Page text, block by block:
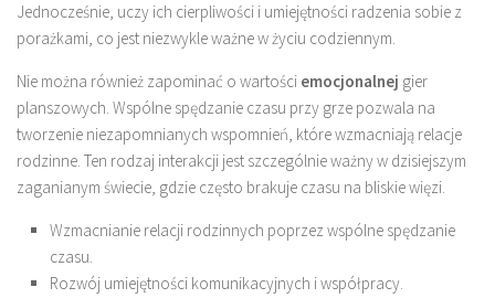
Jednocześnie, uczy ich cierpliwości i umiejętności radzenia sobie z
porażkami, co jest niezwykle ważne w życiu codziennym.
Nie można również zapominać o wartości emocjonalnej gier
planszowych. Wspólne spędzanie czasu przy grze pozwala na
tworzenie niezapomnianych wspomnień, które wzmacniają relacje
rodzinne. Ten rodzaj interakcji jest szczególnie ważny w dzisiejszym
zaganianym świecie, gdzie często brakuje czasu na bliskie więzi.
Wzmacnianie relacji rodzinnych poprzez wspólne spędzanie
czasu.
Rozwój umiejętności komunikacyjnych i współpracy.